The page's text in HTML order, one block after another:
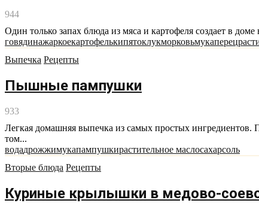
944
Один только запах блюда из мяса и картофеля создает в
говядинажаркоекартофелькипятоклукморковьмукаперец
Выпечка Рецепты
Пышные пампушки
933
Легкая домашняя выпечка из самых простых
том...
водадрожжимукапампушкирастительное маслосахарсоль
Вторые блюда Рецепты
Куриные крылышки в медово-